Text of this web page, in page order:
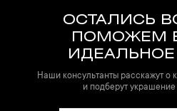
ОСТАЛИСЬ
ПОМОЖЕМ
Наши консультанты расскажут о
и подберут